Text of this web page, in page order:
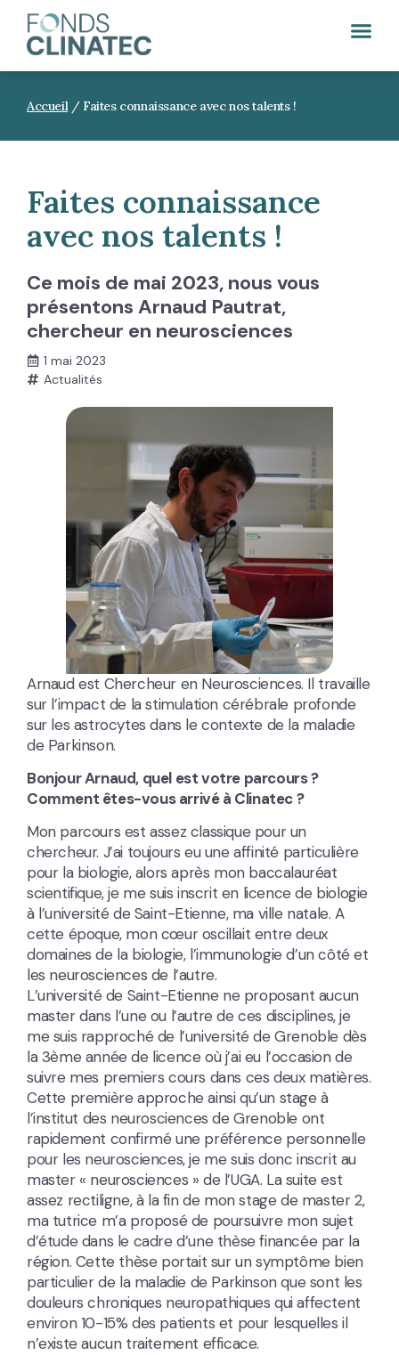
Accueil / Faites connaissance avec nos talents !
Faites connaissance
avec nos talents !
Ce mois de mai 2023, nous vous
présentons Arnaud Pautrat,
chercheur en neurosciences
1 mai 2023
Actualités
Arnaud est Chercheur en Neurosciences. Il travaille
sur l’impact de la stimulation cérébrale profonde
sur les astrocytes dans le contexte de la maladie
de Parkinson.
Bonjour Arnaud, quel est votre parcours ?
Comment êtes-vous arrivé à Clinatec ?
Mon parcours est assez classique pour un
chercheur. J’ai toujours eu une affinité particulière
pour la biologie, alors après mon baccalauréat
scientifique, je me suis inscrit en licence de biologie
à l’université de Saint-Etienne, ma ville natale. A
cette époque, mon cœur oscillait entre deux
domaines de la biologie, l’immunologie d’un côté et
les neurosciences de l’autre.
L’université de Saint-Etienne ne proposant aucun
master dans l’une ou l’autre de ces disciplines, je
me suis rapproché de l’université de Grenoble dès
la 3ème année de licence où j’ai eu l’occasion de
suivre mes premiers cours dans ces deux matières.
Cette première approche ainsi qu’un stage à
l’institut des neurosciences de Grenoble ont
rapidement confirmé une préférence personnelle
pour les neurosciences, je me suis donc inscrit au
master « neurosciences » de l’UGA. La suite est
assez rectiligne, à la fin de mon stage de master 2,
ma tutrice m’a proposé de poursuivre mon sujet
d’étude dans le cadre d’une thèse financée par la
région. Cette thèse portait sur un symptôme bien
particulier de la maladie de Parkinson que sont les
douleurs chroniques neuropathiques qui affectent
environ 10-15% des patients et pour lesquelles il
n’existe aucun traitement efficace.